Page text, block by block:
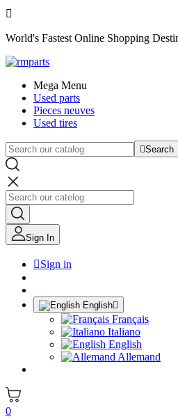

World's Fastest Online Shopping
Mega Menu
Used parts
Pieces neuves
Used tires
Search
Sign In
Sign in
English
Français
Italiano
English
Allemand
0